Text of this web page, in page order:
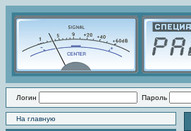
Логин Пароль
На главную